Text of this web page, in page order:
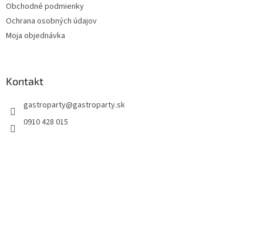
Obchodné podmienky
Ochrana osobných údajov
Moja objednávka
Kontakt
gastroparty@gastroparty.sk
0910 428 015